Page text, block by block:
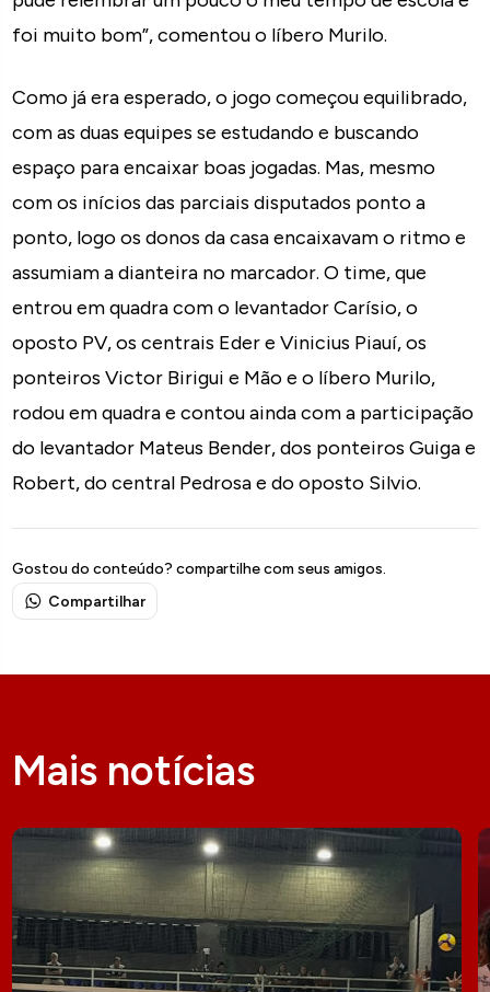
foi muito bom”, comentou o líbero Murilo.
Como já era esperado, o jogo começou equilibrado,
com as duas equipes se estudando e buscando
espaço para encaixar boas jogadas. Mas, mesmo
com os inícios das parciais disputados ponto a
ponto, logo os donos da casa encaixavam o ritmo e
assumiam a dianteira no marcador. O time, que
entrou em quadra com o levantador Carísio, o
oposto PV, os centrais Eder e Vinicius Piauí, os
ponteiros Victor Birigui e Mão e o líbero Murilo,
rodou em quadra e contou ainda com a participação
do levantador Mateus Bender, dos ponteiros Guiga e
Robert, do central Pedrosa e do oposto Silvio.
Gostou do conteúdo? compartilhe com seus amigos.
Compartilhar
Mais notícias